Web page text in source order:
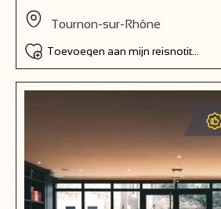
Tournon-sur-Rhône
Toevoegen aan mijn reisnotitieboek